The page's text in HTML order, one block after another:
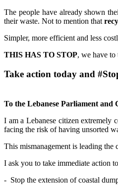
The people have already shown
their waste. Not to mention that
Simpler, more efficient and less
THIS HAS TO STOP, we have to
Take action today and
To the Lebanese Parliament and
I am a Lebanese citizen extremely
facing the risk of having unsorted
This mismanagement is leading the
I ask you to take immediate action
- Stop the extension of coastal